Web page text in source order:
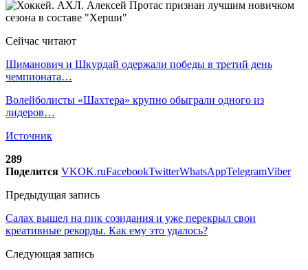
Сейчас читают
Шиманович и Шкурдай одержали победы в третий день
чемпионата…
Волейболисты «Шахтера» крупно обыграли одного из
лидеров…
Источник
289
Поделится VKOK.ruFacebookTwitterWhatsAppTelegramViber
Предыдущая запись
Салах вышел на пик созидания и уже перекрыл свои
креативные рекорды. Как ему это удалось?
Следующая запись